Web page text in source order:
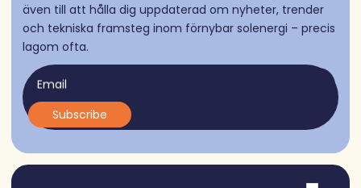
även till att hålla dig uppdaterad om nyheter, trender
och tekniska framsteg inom förnybar solenergi – precis
lagom ofta.
Email